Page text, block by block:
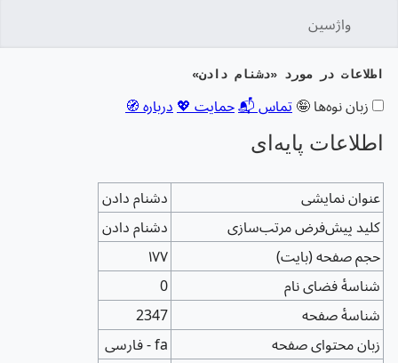
واژسین
اطلاعات در مورد «دشنام دادن»
زبان نوه‌ها 🤪 تماس 📬حمایت 💖 درباره 🧭
اطلاعات پایه‌ای
عنوان نمایشی
دشنام دادن
کلید پیش‌فرض مرتب‌سازی
دشنام دادن
حجم صفحه (بایت)
۱۷۷
شناسهٔ فضای نام
0
شناسهٔ صفحه
2347
زبان محتوای صفحه
fa - فارسی